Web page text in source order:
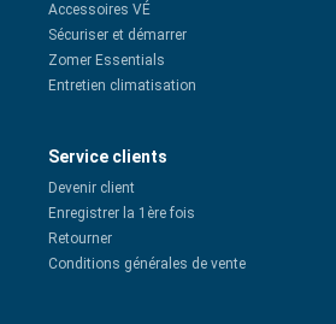
Accessoires VÉ
Sécuriser et démarrer
Zomer Essentials
Entretien climatisation
Service clients
Devenir client
Enregistrer la 1ère fois
Retourner
Conditions générales de vente